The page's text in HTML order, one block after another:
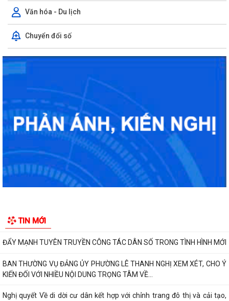
Văn hóa - Du lịch
Chuyển đổi số
KHAI THÁC TÀI LIỆU SỐ PHỤC VỤ CÔNG TÁC PHỔ BIẾN, GIÁO DỤC
PHÁP LUẬT VÀ CHATBOX AI TRỢ GIÚP PHÁP LUẬT
BIỂU DƯƠNG HÀNH ĐỘNG ĐẸP: NHẶT ĐƯỢC CỦA RƠI, TRẢ LẠI NGƯỜI
ĐÁNH MẤT
DUY TRÌ XỬ LÝ THƯỜNG XUYÊN, KIÊN QUYẾT KHÔNG ĐỂ TÁI LẤN
PHƯỜNG LÊ THANH NGHỊ: LAN TỎA HIỆU QUẢ TỪ MÔ HÌNH "NGÀY
THỨ TƯ KHÔNG HẸN" VÀ "NGÀY THỨ NĂM SẺ CHIA"
ĐẨY MẠNH TUYÊN TRUYỀN CÔNG TÁC DÂN SỐ TRONG TÌNH HÌNH MỚI
BAN THƯỜNG VỤ ĐẢNG ỦY PHƯỜNG LÊ THANH NGHỊ XEM XÉT, CHO Ý